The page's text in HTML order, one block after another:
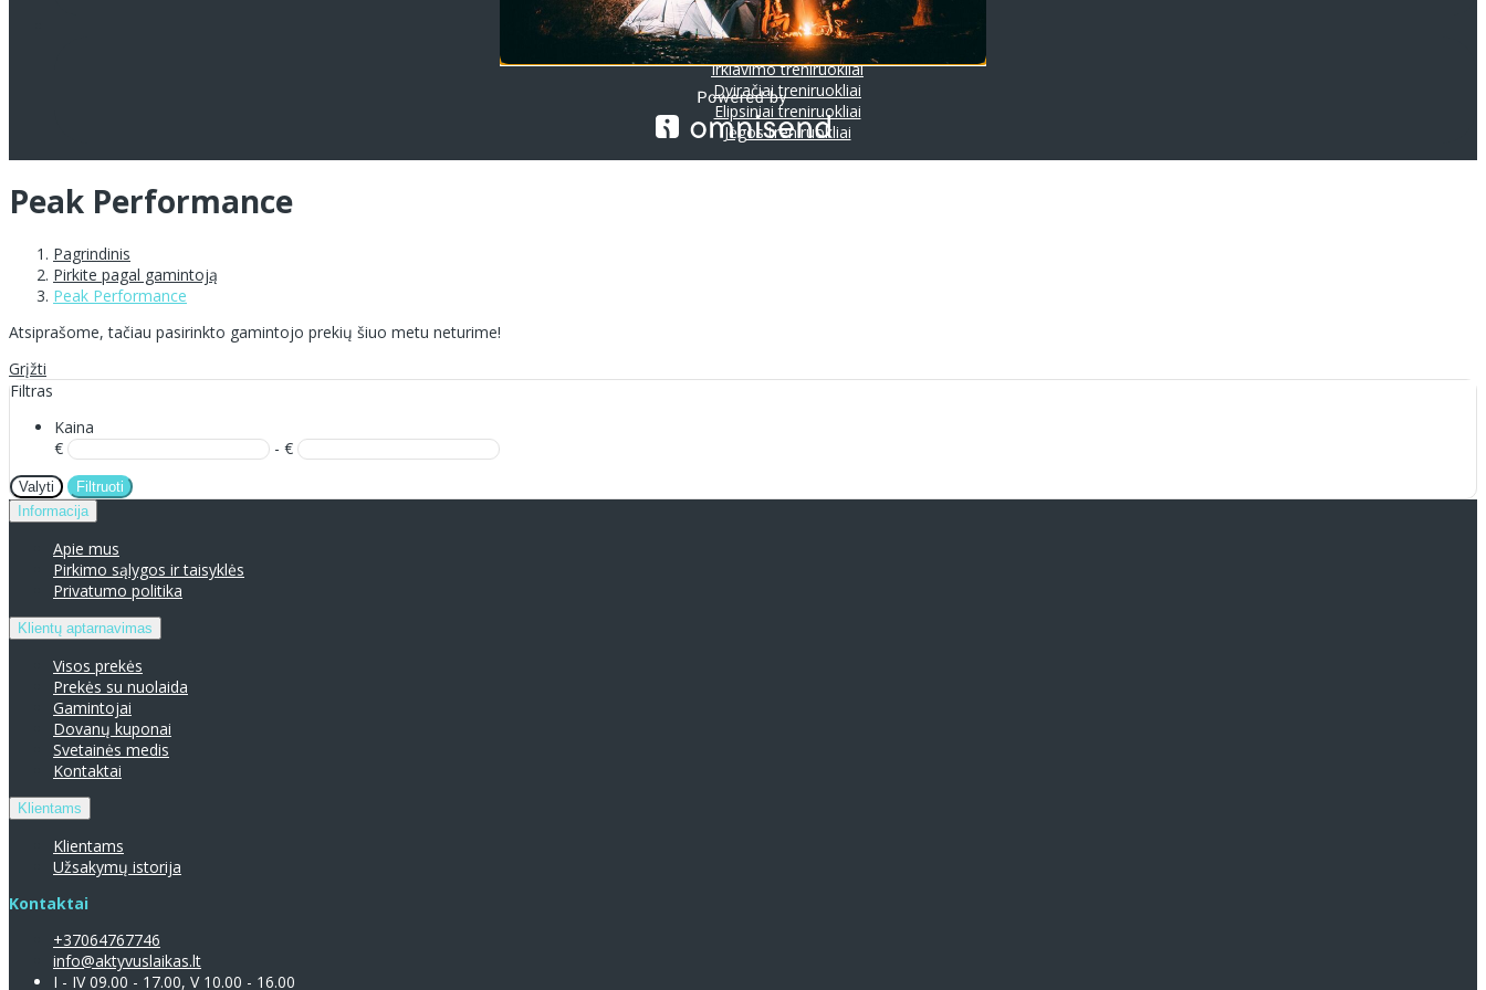
Treniruokliai
Bėgimo takeliai
Irklavimo treniruokliai
Dviračiai treniruokliai
Elipsiniai treniruokliai
Jėgos treniruokliai
Peak Performance
Pagrindinis
Pirkite pagal gamintoją
Peak Performance
Atsiprašome, tačiau pasirinkto gamintojo prekių šiuo metu neturime!
Grįžti
Filtras
Kaina
€
- €
Valyti
Filtruoti
Informacija
Apie mus
Pirkimo sąlygos ir taisyklės
Privatumo politika
Klientų aptarnavimas
Visos prekės
Prekės su nuolaida
Gamintojai
Dovanų kuponai
Svetainės medis
Kontaktai
Klientams
Klientams
Užsakymų istorija
Kontaktai
+37064767746
info@aktyvuslaikas.lt
I - IV 09.00 - 17.00, V 10.00 - 16.00